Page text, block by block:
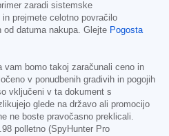
zaradi sistemske
prejmete celotno povračilo
od datuma nakupa. Glejte Pogosta
vam bomo takoj zaračunali ceno in
v ponudbenih gradivih in pogojih
vključeni v ta dokument s
glede na državo ali promocijo
ne boste pravočasno preklicali.
polletno (SpyHunter Pro